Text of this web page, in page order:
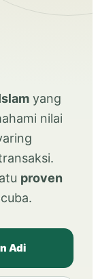
yang
nilai
proven
Adi